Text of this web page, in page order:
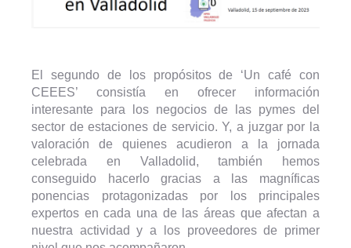
El segundo de los propósitos de ‘Un café con
CEEES’ consistía en ofrecer información
interesante para los negocios de las pymes del
sector de estaciones de servicio. Y, a juzgar por la
valoración de quienes acudieron a la jornada
celebrada en Valladolid, también hemos
conseguido hacerlo gracias a las magníficas
ponencias protagonizadas por los principales
expertos en cada una de las áreas que afectan a
nuestra actividad y a los proveedores de primer